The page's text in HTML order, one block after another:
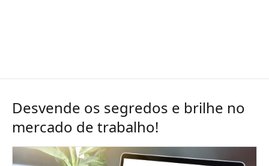
Desvende os segredos e brilhe no
mercado de trabalho!